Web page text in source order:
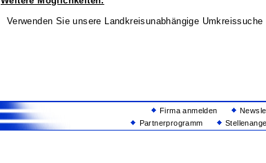
Verwenden Sie unsere Landkreisunabhängige Umkreissuche
Firma anmelden
Partnerprogramm